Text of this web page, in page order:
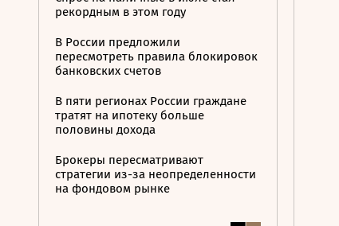
рекордным в этом году
В России предложили
пересмотреть правила блокировок
банковских счетов
В пяти регионах России граждане
тратят на ипотеку больше
половины дохода
Брокеры пересматривают
стратегии из-за неопределенности
на фондовом рынке